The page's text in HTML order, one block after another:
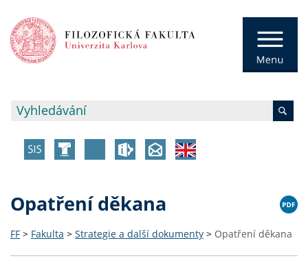
Opatření děkana
FF > Fakulta > Strategie a další dokumenty > Opatření děkana